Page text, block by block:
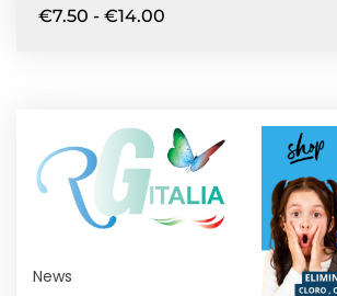
€7.50 - €14.00
News